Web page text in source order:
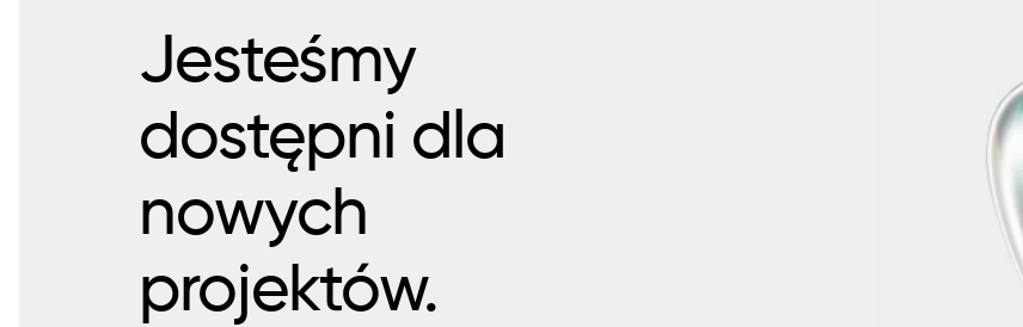
Jesteśmy
dostępni dla
nowych
projektów.